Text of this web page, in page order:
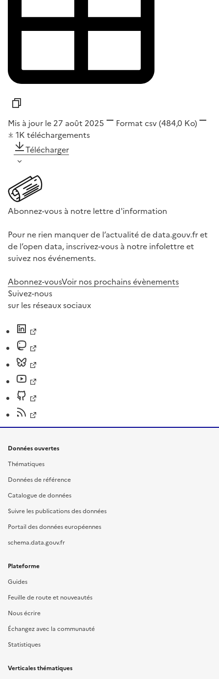
Mis à jour le 27 août 2025 Format csv(484,0 Ko)
1K téléchargements
Télécharger
Abonnez-vous à notre lettre d'information
Pour ne rien manquer de l’actualité de data.gouv.fr et
de l’open data, inscrivez-vous à notre infolettre et
suivez nos événements.
Abonnez-vousVoir nos prochains évènements
Suivez-nous
sur les réseaux sociaux
Données ouvertes
Thématiques
Données de référence
Catalogue de données
Suivre les publications des données
Portail des données européennes
schema.data.gouv.fr
Plateforme
Guides
Feuille de route et nouveautés
Nous écrire
Échangez avec la communauté
Statistiques
Verticales thématiques